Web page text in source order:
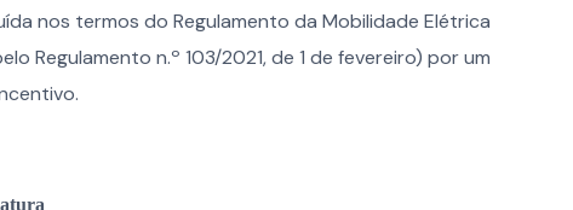
nos termos do Regulamento da Mobilidade Elétrica
Regulamento n.º 103/2021, de 1 de fevereiro) por um